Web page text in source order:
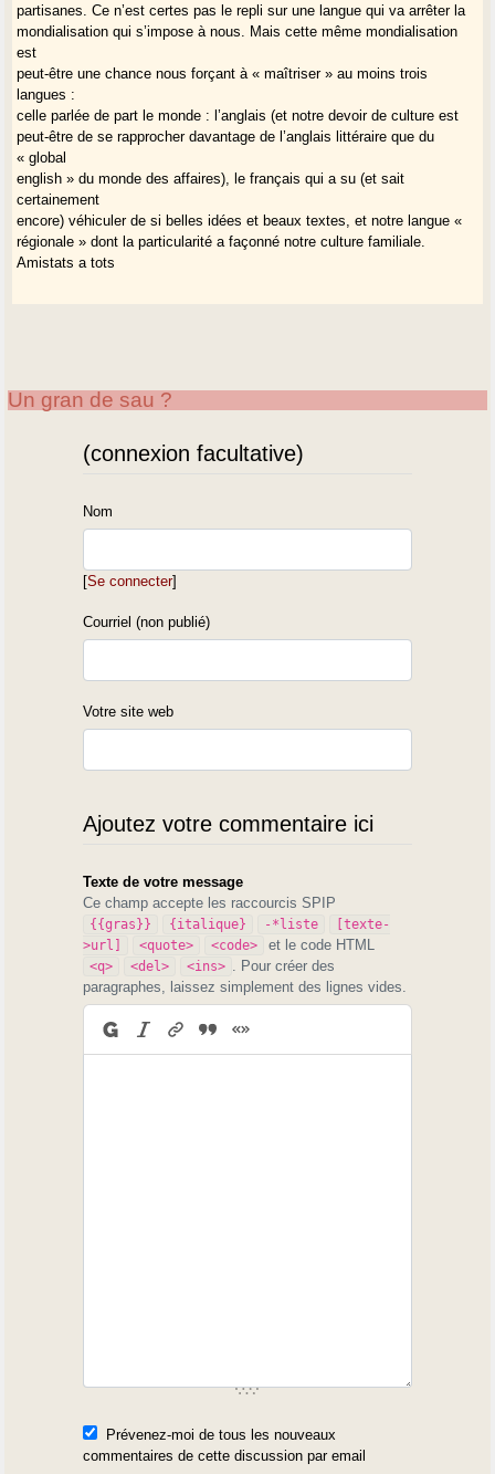
partisanes. Ce n’est certes pas le repli sur une langue qui va arrêter la
mondialisation qui s’impose à nous. Mais cette même mondialisation
est
peut-être une chance nous forçant à « maîtriser » au moins trois
langues :
celle parlée de part le monde : l’anglais (et notre devoir de culture est
peut-être de se rapprocher davantage de l’anglais littéraire que du
« global
english » du monde des affaires), le français qui a su (et sait
certainement
encore) véhiculer de si belles idées et beaux textes, et notre langue «
régionale » dont la particularité a façonné notre culture familiale.
Amistats a tots
Un gran de sau ?
(connexion facultative)
Nom
[Se connecter]
Courriel (non publié)
Votre site web
Ajoutez votre commentaire ici
Texte de votre message
Ce champ accepte les raccourcis SPIP
{{gras}} {italique} -*liste
[texte-
>url]
<quote> <code> et le code HTML
<q> <del> <ins>
. Pour créer des
paragraphes, laissez simplement des lignes vides.
Prévenez-moi de tous les nouveaux
commentaires de cette discussion par email